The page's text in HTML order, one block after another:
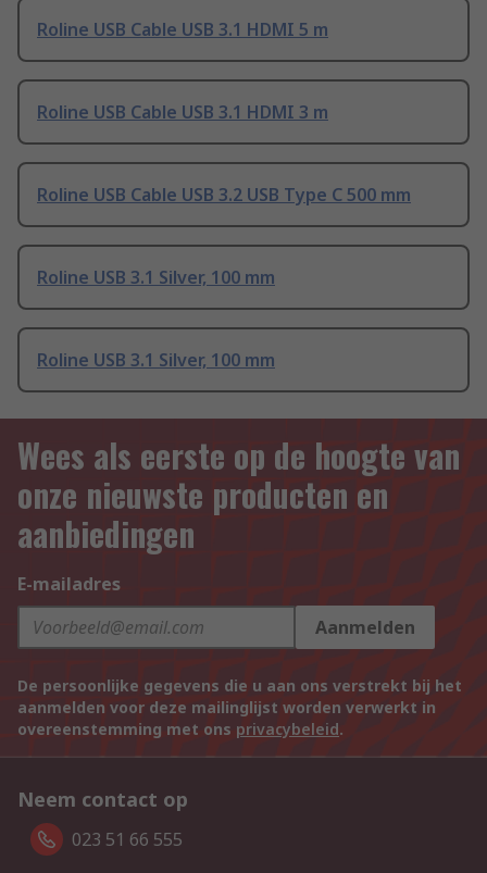
Roline USB Cable USB 3.1 HDMI 5 m
Roline USB Cable USB 3.1 HDMI 3 m
Roline USB Cable USB 3.2 USB Type C 500 mm
Roline USB 3.1 Silver, 100 mm
Roline USB 3.1 Silver, 100 mm
Wees als eerste op de hoogte van
onze nieuwste producten en
aanbiedingen
E-mailadres
Aanmelden
De persoonlijke gegevens die u aan ons verstrekt bij het
aanmelden voor deze mailinglijst worden verwerkt in
overeenstemming met ons privacybeleid.
Neem contact op
023 51 66 555